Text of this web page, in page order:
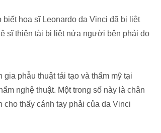
họa sĩ Leonardo da Vinci đã bị liệt
sĩ thiên tài bị liệt nửa người bên phải do
phẫu thuật tái tạo và thẩm mỹ tại
nghệ thuật. Một trong số này là chân
thấy cánh tay phải của da Vinci